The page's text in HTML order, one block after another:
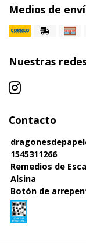
Medios de
Nuestras
Contacto
1545311266
Remedios de
Alsina
Botón de